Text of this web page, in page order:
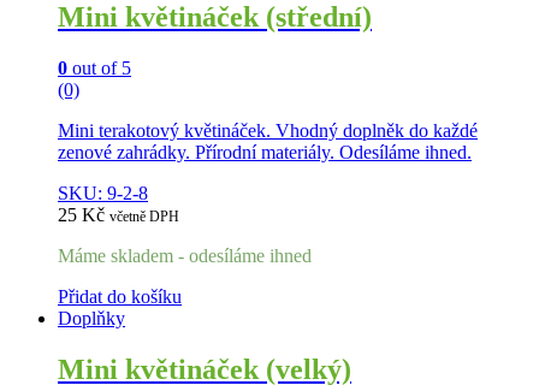
Mini květináček (střední)
0 out of 5
(0)
Mini terakotový květináček. Vhodný doplněk do každé
zenové zahrádky. Přírodní materiály. Odesíláme ihned.
SKU: 9-2-8
25 Kč včetně DPH
Máme skladem - odesíláme ihned
Přidat do košíku
Doplňky
Mini květináček (velký)